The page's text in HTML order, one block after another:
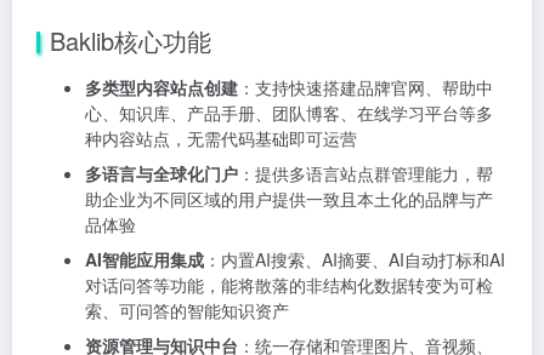
Baklib核心功能
多类型内容站点创建 ：支持快速搭建品牌官网、帮助中
心、知识库、产品手册、团队博客、在线学习平台等多
种内容站点，无需代码基础即可运营
多语言与全球化门户 ：提供多语言站点群管理能力，帮
助企业为不同区域的用户提供一致且本土化的品牌与产
品体验
AI智能应用集成 ：内置AI搜索、AI摘要、AI自动打标和AI
对话问答等功能，能将散落的非结构化数据转变为可检
索、可问答的智能知识资产
资源管理与知识中台 ：统一存储和管理图片、音视频、